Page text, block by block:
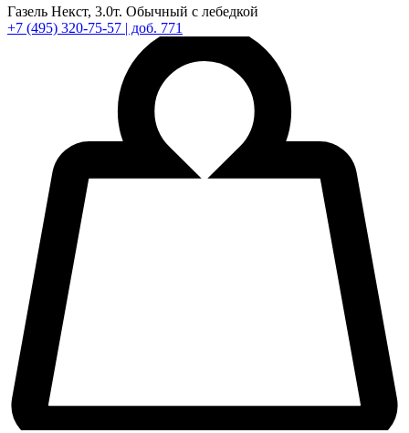
Газель Некст, 3.0т. Обычный с лебедкой
+7 (495) 320-75-57 | доб. 771